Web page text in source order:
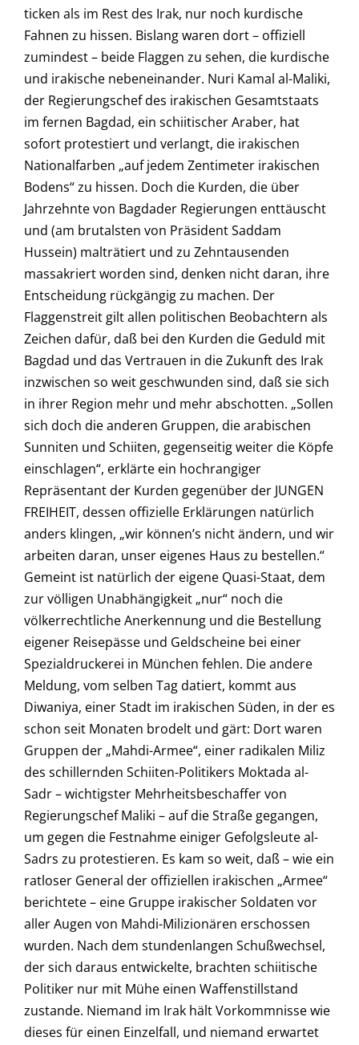
ticken als im Rest des Irak, nur noch kurdische
Fahnen zu hissen. Bislang waren dort – offiziell
zumindest – beide Flaggen zu sehen, die kurdische
und irakische nebeneinander. Nuri Kamal al-Maliki,
der Regierungschef des irakischen Gesamtstaats
im fernen Bagdad, ein schiitischer Araber, hat
sofort protestiert und verlangt, die irakischen
Nationalfarben „auf jedem Zentimeter irakischen
Bodens“ zu hissen. Doch die Kurden, die über
Jahrzehnte von Bagdader Regierungen enttäuscht
und (am brutalsten von Präsident Saddam
Hussein) malträtiert und zu Zehntausenden
massakriert worden sind, denken nicht daran, ihre
Entscheidung rückgängig zu machen. Der
Flaggenstreit gilt allen politischen Beobachtern als
Zeichen dafür, daß bei den Kurden die Geduld mit
Bagdad und das Vertrauen in die Zukunft des Irak
inzwischen so weit geschwunden sind, daß sie sich
in ihrer Region mehr und mehr abschotten. „Sollen
sich doch die anderen Gruppen, die arabischen
Sunniten und Schiiten, gegenseitig weiter die Köpfe
einschlagen“, erklärte ein hochrangiger
Repräsentant der Kurden gegenüber der JUNGEN
FREIHEIT, dessen offizielle Erklärungen natürlich
anders klingen, „wir können’s nicht ändern, und wir
arbeiten daran, unser eigenes Haus zu bestellen.“
Gemeint ist natürlich der eigene Quasi-Staat, dem
zur völligen Unabhängigkeit „nur“ noch die
völkerrechtliche Anerkennung und die Bestellung
eigener Reisepässe und Geldscheine bei einer
Spezialdruckerei in München fehlen. Die andere
Meldung, vom selben Tag datiert, kommt aus
Diwaniya, einer Stadt im irakischen Süden, in der es
schon seit Monaten brodelt und gärt: Dort waren
Gruppen der „Mahdi-Armee“, einer radikalen Miliz
des schillernden Schiiten-Politikers Moktada al-
Sadr – wichtigster Mehrheitsbeschaffer von
Regierungschef Maliki – auf die Straße gegangen,
um gegen die Festnahme einiger Gefolgsleute al-
Sadrs zu protestieren. Es kam so weit, daß – wie ein
ratloser General der offiziellen irakischen „Armee“
berichtete – eine Gruppe irakischer Soldaten vor
aller Augen von Mahdi-Milizionären erschossen
wurden. Nach dem stundenlangen Schußwechsel,
der sich daraus entwickelte, brachten schiitische
Politiker nur mit Mühe einen Waffenstillstand
zustande. Niemand im Irak hält Vorkommnisse wie
dieses für einen Einzelfall, und niemand erwartet